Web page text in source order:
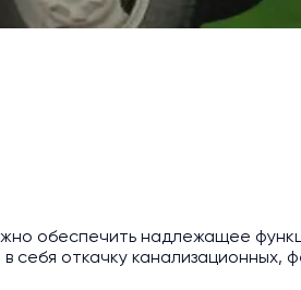
обеспечить надлежащее
откачку канализационных,